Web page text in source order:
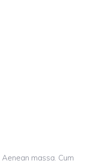
massa. Cum